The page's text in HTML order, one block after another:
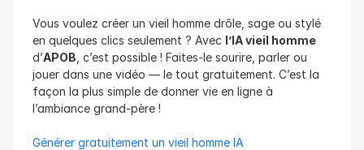
Vous voulez créer un vieil homme drôle, sage ou stylé
en quelques clics seulement ? Avec l’IA vieil homme
d’APOB , c’est possible ! Faites-le sourire, parler ou
jouer dans une vidéo — le tout gratuitement. C’est la
façon la plus simple de donner vie en ligne à
l’ambiance grand-père !
Générer gratuitement un vieil homme IA